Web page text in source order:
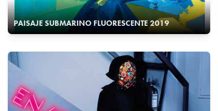
PAISAJE SUBMARINO FLUORESCENTE 2019